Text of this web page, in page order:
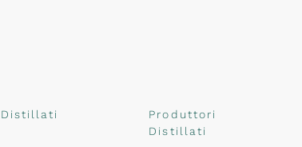
Distillati
Produttori
Distillati